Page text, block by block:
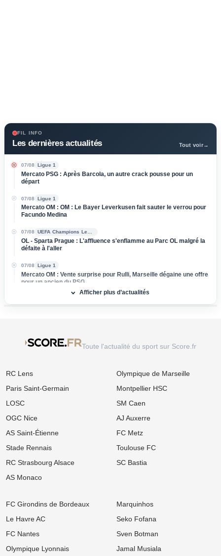
FIL INFO
Les dernières actualités Tout voir→
07/08 Ligue 1
Mercato PSG : Après Barcola, un autre crack pousse pour un
départ
07/08 Ligue 1
Mercato OM : OM : Le Bayer Leverkusen fait sauter le verrou pour
Facundo Medina
07/08 UEFA Champions League
OL - Sparta Prague : L'affluence s'enflamme au Parc OL malgré la
défaite à l'aller
07/08 Ligue 1
Mercato OM : Vente surprise pour Rulli, Marseille dégaine une offre
pour un ancien du PSG
07/08
Mercato OM : Un Champion du Monde réclame son transfert à
Marseille !
Mercato OL : Accord trouvé avec une pépite de la Coupe du
pour Aït Boudlal
07/08 Ligue 1
LOSC, Bordeaux : Après son départ des Girondins, Rio Mavuba
Mercato : Le PSG frappe un grand coup avec Akliouche et
Afficher plus d’actualités
Toute l'actualité du sport sur Score.fr
RC Lens
Paris Saint-Germain
LOSC
OGC Nice
AS Saint-Étienne
Stade Rennais
RC Strasbourg Alsace
AS Monaco
Olympique de Marseille
Montpellier HSC
SM Caen
AJ Auxerre
FC Metz
Toulouse FC
SC Bastia
FC Girondins de Bordeaux
Le Havre AC
FC Nantes
Olympique Lyonnais
Marquinhos
Seko Fofana
Sven Botman
Jamal Musiala